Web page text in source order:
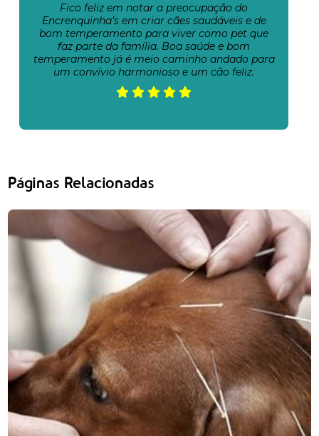
Fico feliz em notar a preocupação do
Encrenquinha’s em criar cães saudáveis e de
bom temperamento para viver como pet que
faz parte da família. Boa saúde e bom
temperamento já é meio caminho andado para
um convívio harmonioso e um cão feliz.
Páginas Relacionadas